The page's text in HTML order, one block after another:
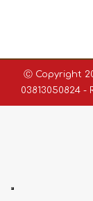
Ⓒ Copyright
03813050824 -